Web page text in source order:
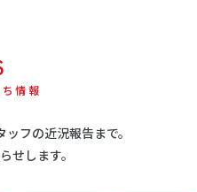
情報
フの近況報告まで。
せします。